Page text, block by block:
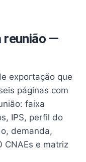
reunião —
exportação que
páginas com
faixa
IPS, perfil do
demanda,
CNAEs e matriz